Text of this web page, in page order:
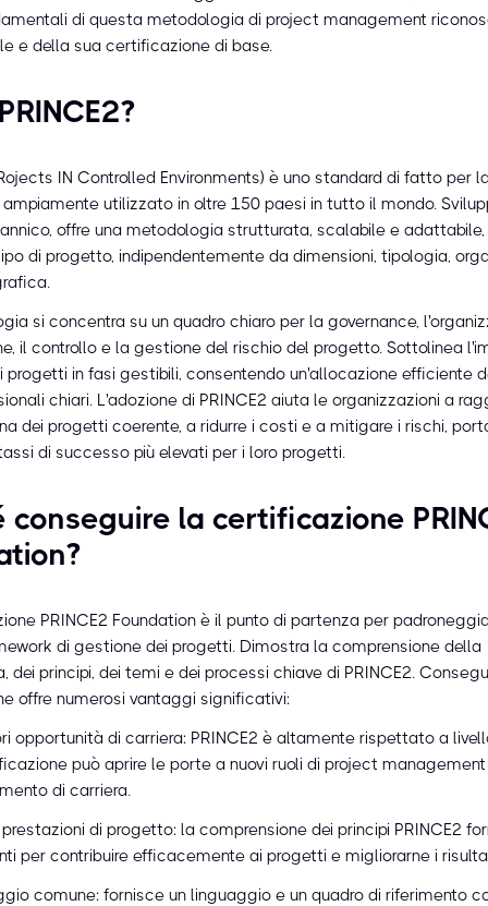
di questa metodologia di project management
e della sua certificazione di base.
IN Controlled Environments) è uno standard di fatto per
utilizzato in oltre 150 paesi in tutto il mondo.
offre una metodologia strutturata, scalabile e
di progetto, indipendentemente da dimensioni, tipologia,
si concentra su un quadro chiaro per la governance,
il controllo e la gestione del rischio del progetto. Sottolinea
progetti in fasi gestibili, consentendo un'allocazione efficiente
chiari. L'adozione di PRINCE2 aiuta le organizzazioni a
dei progetti coerente, a ridurre i costi e a mitigare i rischi,
di successo più elevati per i loro progetti.
conseguire la certificazione
PRINCE2 Foundation è il punto di partenza per
di gestione dei progetti. Dimostra la comprensione della
dei principi, dei temi e dei processi chiave di PRINCE2.
offre numerosi vantaggi significativi:
opportunità di carriera: PRINCE2 è altamente rispettato a
può aprire le porte a nuovi ruoli di project management
di carriera.
di progetto: la comprensione dei principi PRINCE2
per contribuire efficacemente ai progetti e migliorarne i
comune: fornisce un linguaggio e un quadro di riferimento